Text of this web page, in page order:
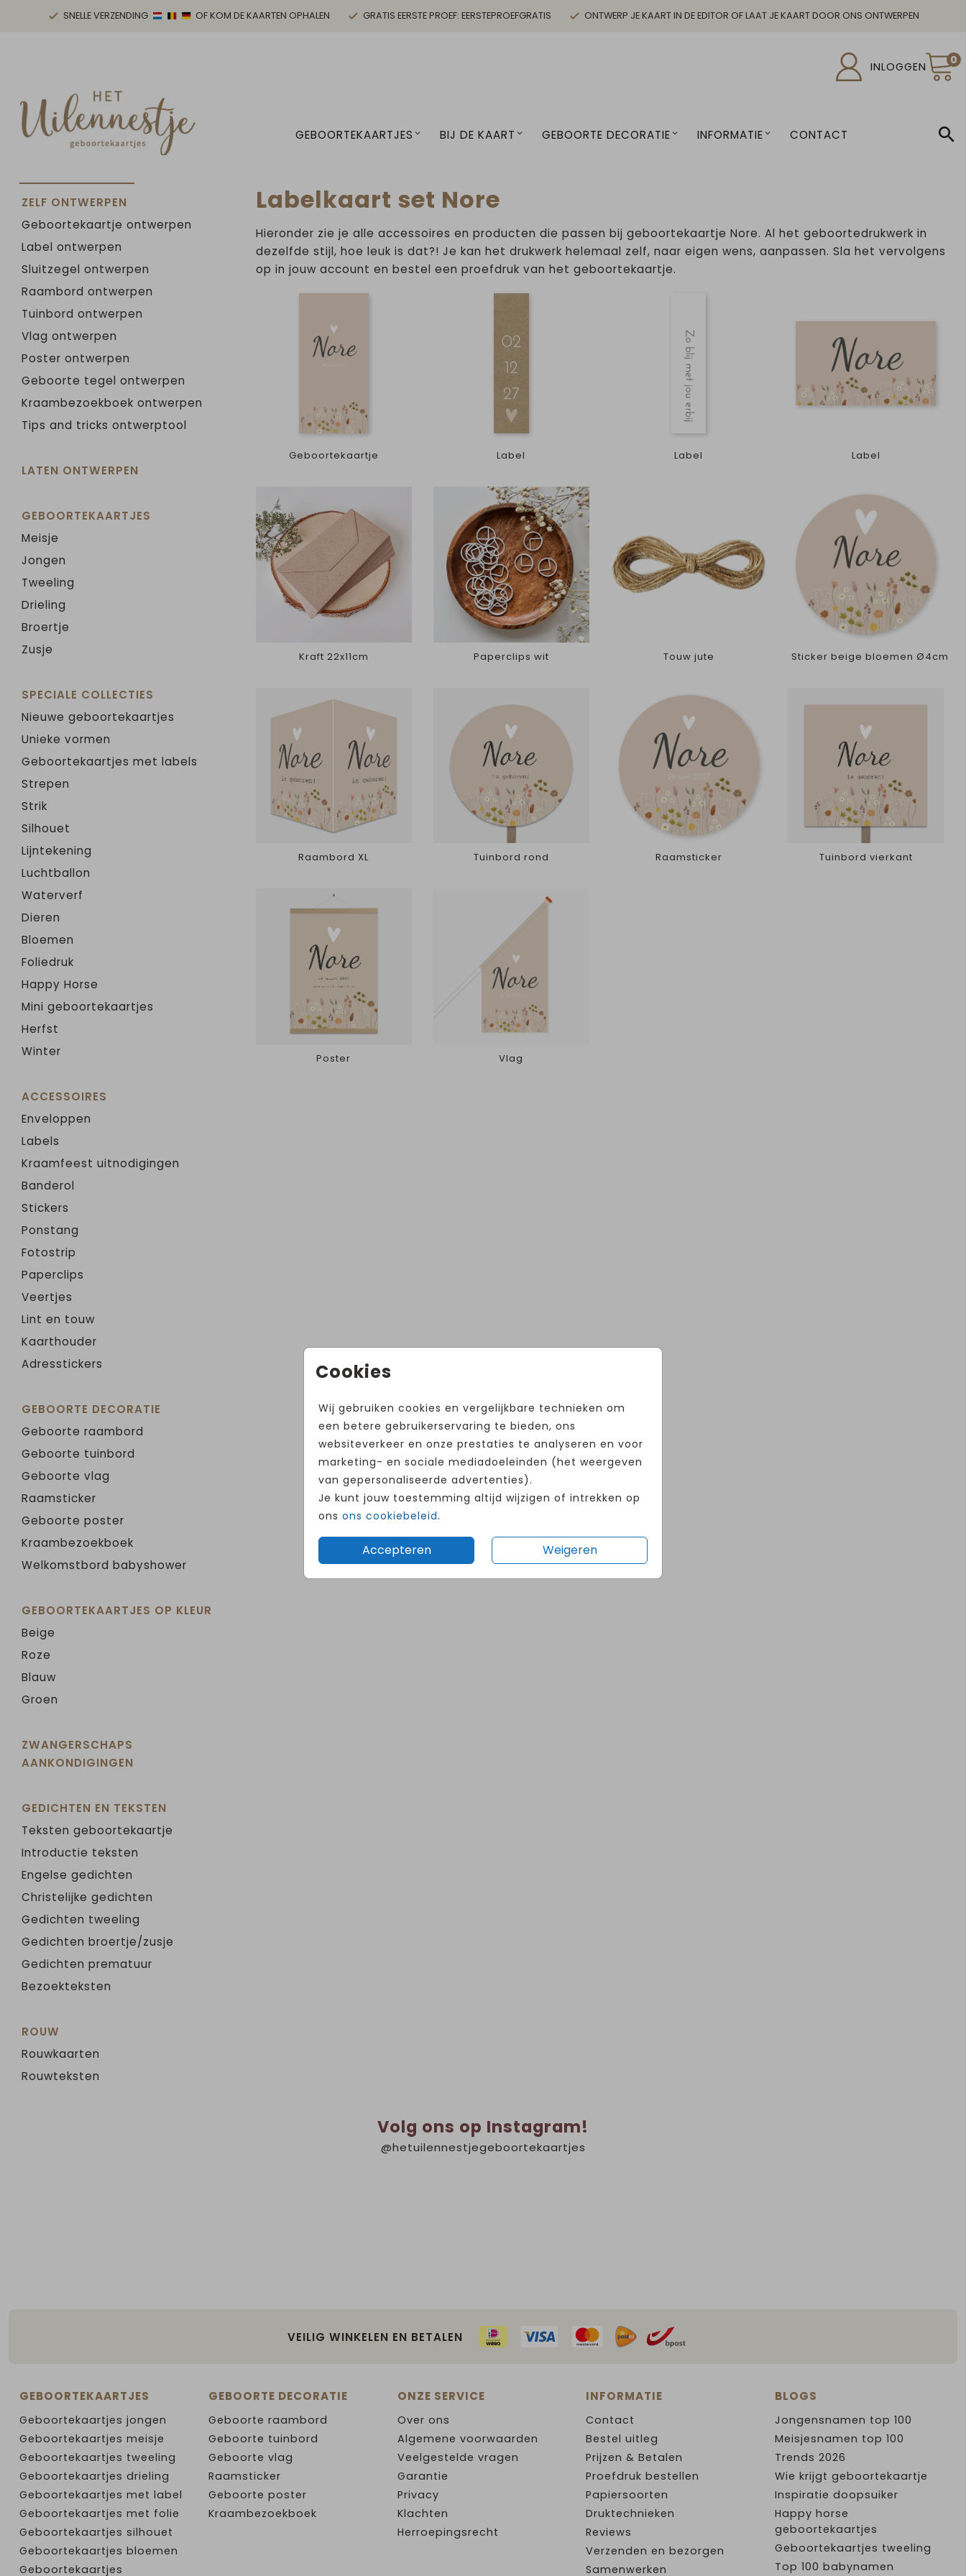
SNELLE VERZENDING OF KOM DE KAARTEN OPHALEN GRATIS EERSTE PROEF: EERSTEPROEFGRATIS ONTWERP JE KAART IN DE EDITOR OF LAAT JE KAART DOOR ONS ONTWERPEN
INLOGGEN 0
GEBOORTEKAARTJES BIJ DE KAART GEBOORTE DECORATIE INFORMATIE CONTACT
Cookies
Wij gebruiken cookies en vergelijkbare technieken om
een betere gebruikerservaring te bieden, ons
websiteverkeer en onze prestaties te analyseren en voor
marketing- en sociale mediadoeleinden (het weergeven
van gepersonaliseerde advertenties).
Je kunt jouw toestemming altijd wijzigen of intrekken op
ons ons cookiebeleid.
Accepteren Weigeren
ZELF ONTWERPEN
Geboortekaartje ontwerpen
Label ontwerpen
Sluitzegel ontwerpen
Raambord ontwerpen
Tuinbord ontwerpen
Vlag ontwerpen
Poster ontwerpen
Geboorte tegel ontwerpen
Kraambezoekboek ontwerpen
Tips and tricks ontwerptool
LATEN ONTWERPEN
GEBOORTEKAARTJES
Meisje
Jongen
Tweeling
Drieling
Broertje
Zusje
SPECIALE COLLECTIES
Nieuwe geboortekaartjes
Unieke vormen
Geboortekaartjes met labels
Strepen
Strik
Silhouet
Lijntekening
Luchtballon
Waterverf
Dieren
Bloemen
Foliedruk
Happy Horse
Mini geboortekaartjes
Herfst
Winter
ACCESSOIRES
Enveloppen
Labels
Kraamfeest uitnodigingen
Banderol
Stickers
Ponstang
Fotostrip
Paperclips
Veertjes
Lint en touw
Kaarthouder
Adresstickers
GEBOORTE DECORATIE
Geboorte raambord
Geboorte tuinbord
Geboorte vlag
Raamsticker
Geboorte poster
Kraambezoekboek
Welkomstbord babyshower
GEBOORTEKAARTJES OP KLEUR
Beige
Roze
Blauw
Groen
ZWANGERSCHAPS
AANKONDIGINGEN
GEDICHTEN EN TEKSTEN
Teksten geboortekaartje
Introductie teksten
Engelse gedichten
Christelijke gedichten
Gedichten tweeling
Gedichten broertje/zusje
Gedichten prematuur
Bezoekteksten
ROUW
Rouwkaarten
Rouwteksten
Labelkaart set Nore
Hieronder zie je alle accessoires en producten die passen bij geboortekaartje Nore. Al het geboortedrukwerk in
dezelfde stijl, hoe leuk is dat?! Je kan het drukwerk helemaal zelf, naar eigen wens, aanpassen. Sla het vervolgens
op in jouw account en bestel een proefdruk van het geboortekaartje.
Geboortekaartje Label Label Label
Kraft 22x11cm Paperclips wit Touw jute Sticker beige bloemen Ø4cm
Raambord XL Tuinbord rond Raamsticker Tuinbord vierkant
Poster Vlag
Volg ons op Instagram!
@hetuilennestjegeboortekaartjes
VEILIG WINKELEN EN BETALEN
GEBOORTEKAARTJES
Geboortekaartjes jongen
Geboortekaartjes meisje
Geboortekaartjes tweeling
Geboortekaartjes drieling
Geboortekaartjes met label
Geboortekaartjes met folie
Geboortekaartjes silhouet
Geboortekaartjes bloemen
Geboortekaartjes
GEBOORTE DECORATIE
Geboorte raambord
Geboorte tuinbord
Geboorte vlag
Raamsticker
Geboorte poster
Kraambezoekboek
ONZE SERVICE
Over ons
Algemene voorwaarden
Veelgestelde vragen
Garantie
Privacy
Klachten
Herroepingsrecht
INFORMATIE
Contact
Bestel uitleg
Prijzen & Betalen
Proefdruk bestellen
Papiersoorten
Druktechnieken
Reviews
Verzenden en bezorgen
Samenwerken
BLOGS
Jongensnamen top 100
Meisjesnamen top 100
Trends 2026
Wie krijgt geboortekaartje
Inspiratie doopsuiker
Happy horse
geboortekaartjes
Geboortekaartjes tweeling
Top 100 babynamen